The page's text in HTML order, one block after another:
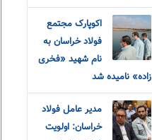
اکوپارک مجتمع
فولاد خراسان به
نام شهید «فخری
زاده» نامیده شد
مدیر عامل فولاد
خراسان: اولویت